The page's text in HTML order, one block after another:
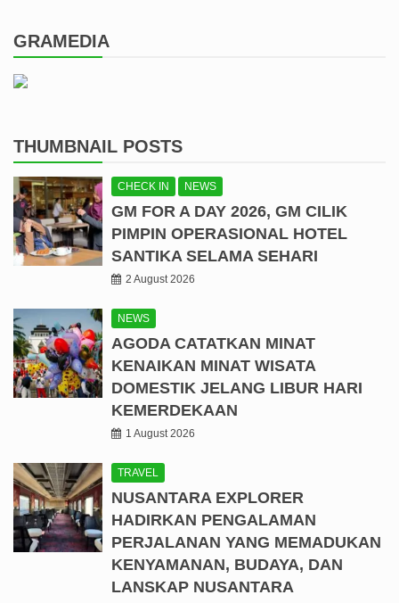
GRAMEDIA
THUMBNAIL POSTS
CHECK IN NEWS
GM FOR A DAY 2026, GM CILIK
PIMPIN OPERASIONAL HOTEL
SANTIKA SELAMA SEHARI
2 August 2026
NEWS
AGODA CATATKAN MINAT
KENAIKAN MINAT WISATA
DOMESTIK JELANG LIBUR HARI
KEMERDEKAAN
1 August 2026
TRAVEL
NUSANTARA EXPLORER
HADIRKAN PENGALAMAN
PERJALANAN YANG MEMADUKAN
KENYAMANAN, BUDAYA, DAN
LANSKAP NUSANTARA